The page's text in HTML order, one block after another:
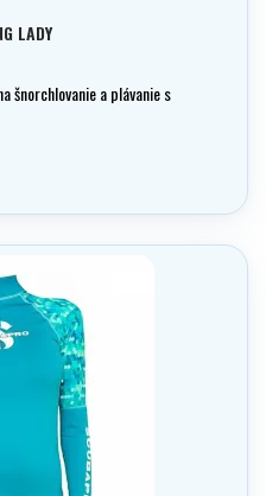
LADY
šnorchlovanie a plávanie s